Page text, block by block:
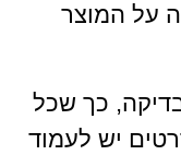
על המוצר
כך שכל
יש לעמוד